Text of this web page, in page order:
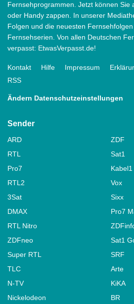
Fernsehprogrammen. Jetzt können Sie
oder Handy zappen. In unserer
Folgen und die neuesten
Fernsehserien. Von allen Deutschen
verpasst: EtwasVerpasst.de!
Kontakt Hilfe Impressum
RSS
Ändern Datenschutzeinstellungen
Sender
ARD
ZDF
RTL
Sat1
Pro7
Kabel1
RTL2
Vox
3Sat
Sixx
DMAX
Pro7
RTL Nitro
ZDFneo
Sat1
Super RTL
SRF
TLC
Arte
N-TV
KiKA
Nickelodeon
BR